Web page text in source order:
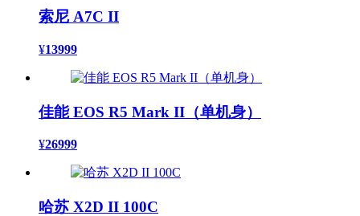
索尼 A7C II
¥13999
佳能 EOS R5 Mark II（单机身）
¥26999
哈苏 X2D II 100C